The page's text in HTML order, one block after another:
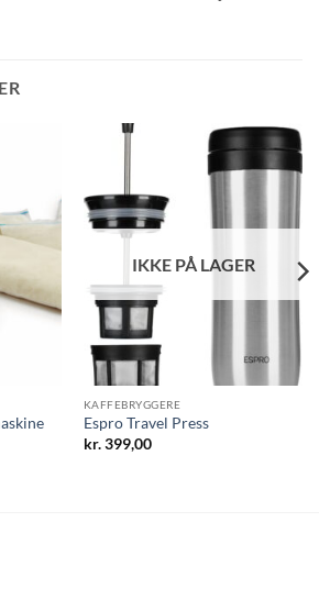
IKKE PÅ LAGER
KAFFEBRYGGERE
Espro Travel Press
kr.399,00